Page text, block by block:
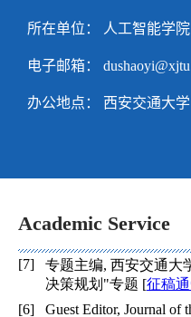
所在单位： 人工智能学院
电子邮箱：
办公地点： 西安交通大
Academic Service